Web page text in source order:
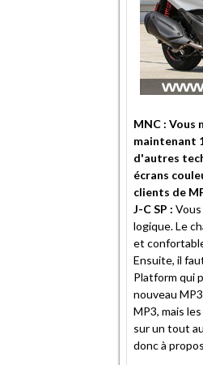
MNC :
maintenant
d'autres
écrans
clients de
J-C SP :
logique. Le
et
Ensuite, il
Platform qui
nouveau
MP3, mais
sur un tout
donc à